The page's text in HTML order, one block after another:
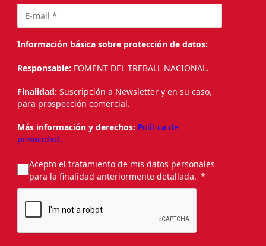
Información básica sobre protección de datos:
Responsable: FOMENT DEL TREBALL NACIONAL.
Finalidad: Suscripción a Newsletter y en su caso,
para prospección comercial.
Más información y derechos: Política de
privacidad.
Acepto el tratamiento de mis datos personales
para la finalidad anteriormente detallada.